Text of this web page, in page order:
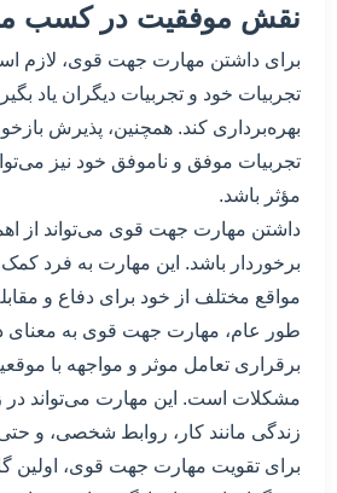
نقش موفقیت در کسب
برای داشتن مهارت جهت قوی، لازم
تجربیات خود و تجربیات دیگران یاد
بهره‌برداری کند. همچنین، پذیرش
تجربیات موفق و ناموفق خود نیز
مؤثر باشد.
داشتن مهارت جهت قوی می‌تواند از
برخوردار باشد. این مهارت به فرد کمک
مواقع مختلف از خود برای دفاع و
طور عام، مهارت جهت قوی به معنای
برقراری تعامل موثر و مواجهه با
مشکلات است. این مهارت می‌تواند در
زندگی مانند کار، روابط شخصی، و
برای تقویت مهارت جهت قوی، اولین